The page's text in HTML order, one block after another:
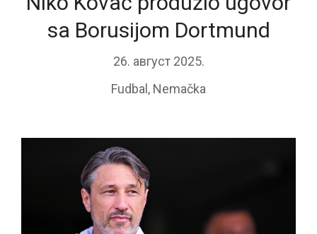
sa Borusijom Dortmund
26. август 2025.
Fudbal , Nemačka